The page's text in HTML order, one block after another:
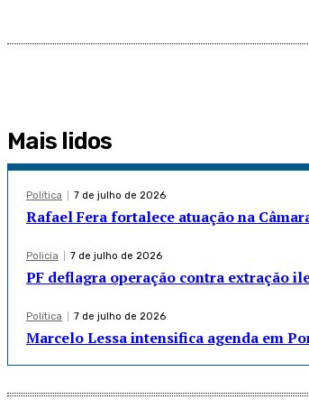
Mais lidos
Política 7 de julho de 2026
Rafael Fera fortalece atuação na
Policia 7 de julho de 2026
PF deflagra operação contra extração
Política 7 de julho de 2026
Marcelo Lessa intensifica agenda em